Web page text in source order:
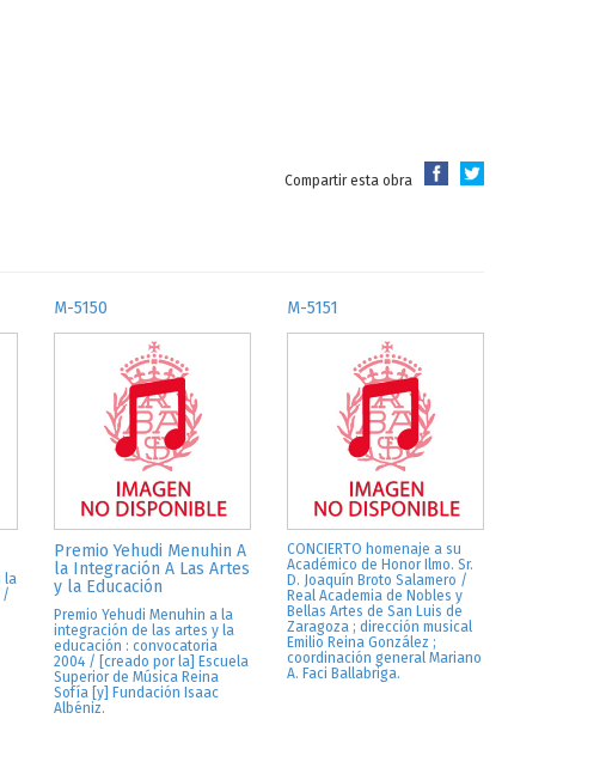
Compartir esta obra
la
/
M-5150
Premio Yehudi Menuhin A
la Integración A Las Artes
y la Educación
Premio Yehudi Menuhin a la
integración de las artes y la
educación : convocatoria
2004 / [creado por la] Escuela
Superior de Música Reina
Sofía [y] Fundación Isaac
Albéniz.
M-5151
CONCIERTO homenaje a su
Académico de Honor Ilmo. Sr.
D. Joaquín Broto Salamero /
Real Academia de Nobles y
Bellas Artes de San Luis de
Zaragoza ; dirección musical
Emilio Reina González ;
coordinación general Mariano
A. Faci Ballabriga.